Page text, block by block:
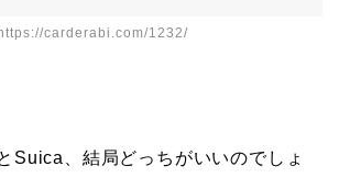
carderabi.com/1232/
Suica、結局どっちがいいのでしょ